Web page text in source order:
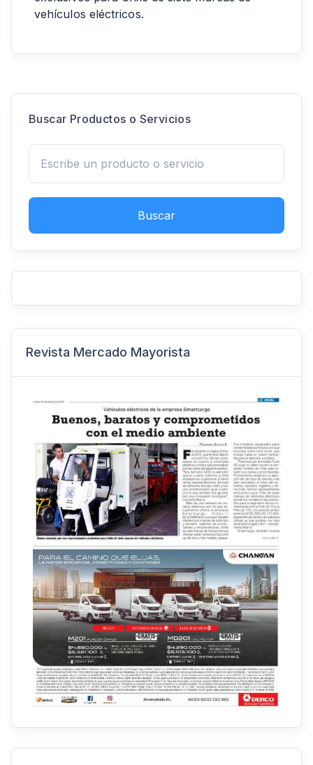
vehículos eléctricos.
Buscar Productos o Servicios
Buscar
Revista Mercado Mayorista